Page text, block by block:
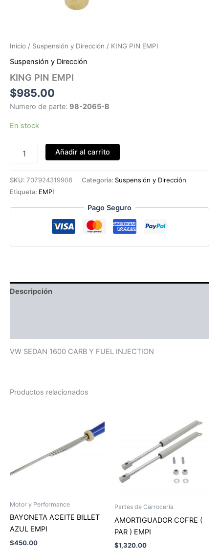
Inicio / Suspensión y Dirección / KING PIN EMPI
Suspensión y Dirección
KING PIN EMPI
$985.00
Numero de parte: 98-2065-B
En stock
cantidad
Añadir al carrito
SKU: 707924319906 Categoría: Suspensión y Dirección
Etiqueta: EMPI
Pago Seguro
Descripción
VW SEDAN 1600 CARB Y FUEL INJECTION
Productos relacionados
Motor y Performance
BAYONETA ACEITE BILLET
AZUL EMPI
$450.00
Partes de Carrocería
AMORTIGUADOR COFRE (
PAR ) EMPI
$1,320.00